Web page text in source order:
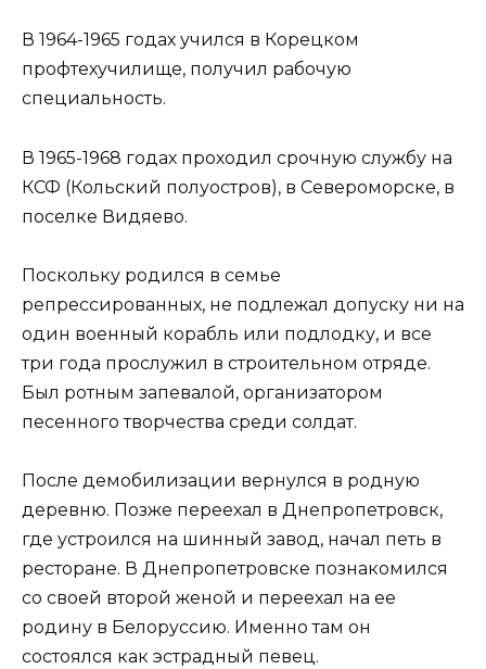
В 1964-1965 годах учился в Корецком
профтехучилище, получил рабочую
специальность.
В 1965-1968 годах проходил срочную службу на
КСФ (Кольский полуостров), в Североморске, в
поселке Видяево.
Поскольку родился в семье
репрессированных, не подлежал допуску ни на
один военный корабль или подлодку, и все
три года прослужил в строительном отряде.
Был ротным запевалой, организатором
песенного творчества среди солдат.
После демобилизации вернулся в родную
деревню. Позже переехал в Днепропетровск,
где устроился на шинный завод, начал петь в
ресторане. В Днепропетровске познакомился
со своей второй женой и переехал на ее
родину в Белоруссию. Именно там он
состоялся как эстрадный певец.